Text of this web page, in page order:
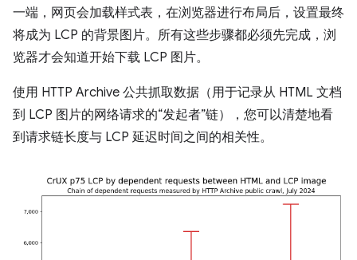
一端，网页会加载样式表，在浏览器进行布局后，设置最终
将成为 LCP 的背景图片。所有这些步骤都必须先完成，浏
览器才会知道开始下载 LCP 图片。
使用 HTTP Archive 公共抓取数据（用于记录从 HTML 文档
到 LCP 图片的网络请求的“发起者”链），您可以清楚地看
到请求链长度与 LCP 延迟时间之间的相关性。